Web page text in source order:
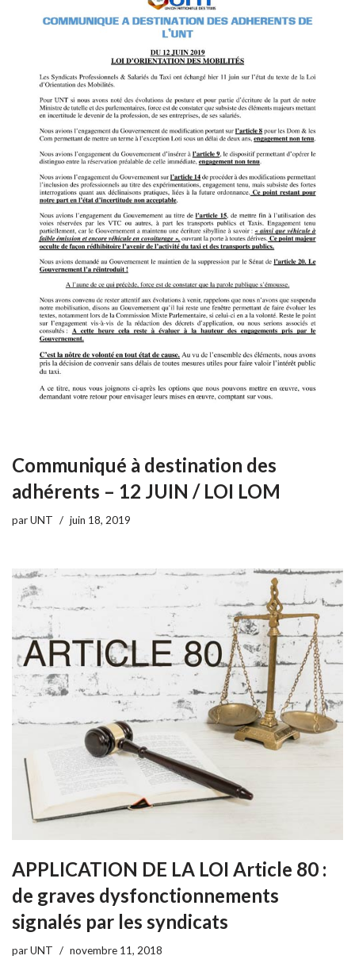
Communiqué à destination des
adhérents – 12 JUIN / LOI LOM
parUNT juin 18, 2019
APPLICATION DE LA LOI Article 80 :
de graves dysfonctionnements
signalés par les syndicats
parUNT novembre 11, 2018